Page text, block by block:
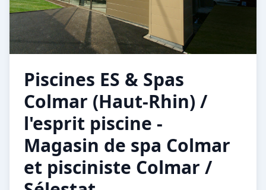
Piscines ES & Spas
Colmar (Haut-Rhin) /
l'esprit piscine -
Magasin de spa Colmar
et pisciniste Colmar /